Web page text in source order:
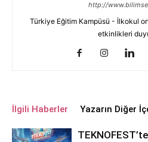
http://
Türkiye Eğitim Kampüsü - İlkokul
etkinlikleri
İlgili Haberler Yazarın Diğer